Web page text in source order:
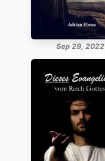
Sep 29, 2022